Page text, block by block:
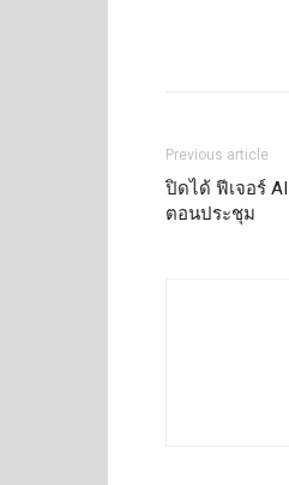
Previous article
ปิดได้ ฟีเจอร์
ตอนประชุม